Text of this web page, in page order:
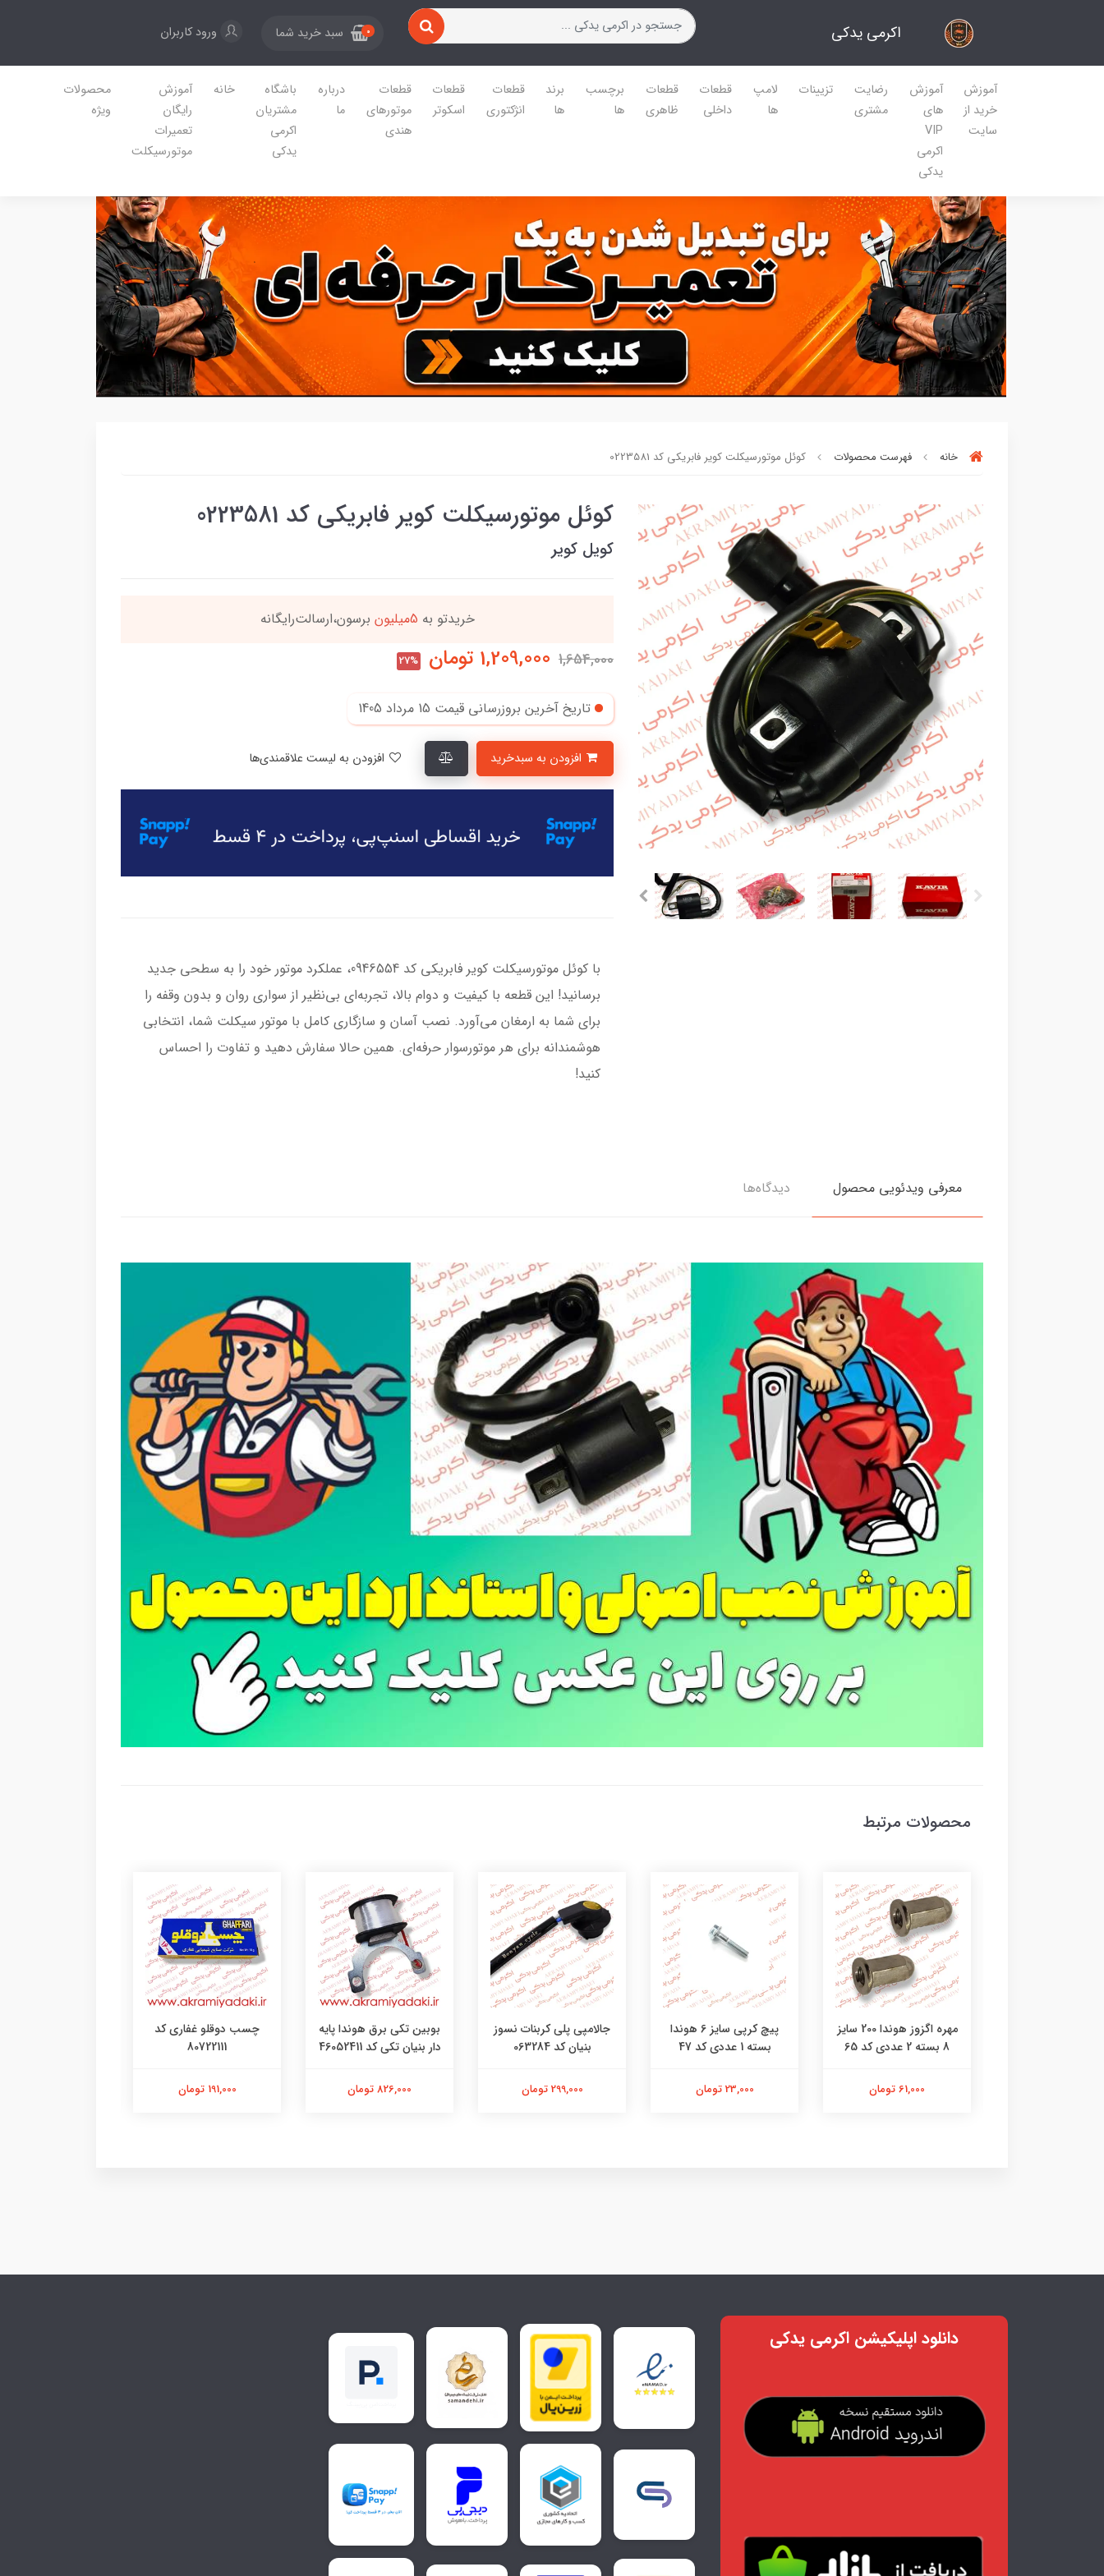
اکرمی یدکی 0 سبد خرید شما ورود کاربران
آموزش
خرید از
سایت
آموزش
های
VIP
اکرمی
یدکی
رضایت
مشتری
تزیینات
لامپ
ها
قطعات
داخلی
قطعات
ظاهری
برچسب
ها
برند
ها
قطعات
انژکتوری
قطعات
اسکوتر
قطعات
موتورهای
هندی
درباره
ما
باشگاه
مشتریان
اکرمی
یدکی
خانه
آموزش
رایگان
تعمیرات
موتورسیکلت
محصولات
ویژه
خانه فهرست محصولات کوئل موتورسیکلت کویر فابریکی کد 0223581
کوئل موتورسیکلت کویر فابریکی کد 0223581
کویل کویر
خریدتو به5میلیون برسون،ارسالت‌رایگانه این کالا رو میتونی4 قسطه بخری
1,654,000
1,209,000 تومان 27%
تاریخ آخرین بروزرسانی قیمت 15 مرداد 1405
با کوئل موتورسیکلت کویر فابریکی کد 0946554، عملکرد موتور خود را به سطحی جدید
برسانید! این قطعه با کیفیت و دوام بالا، تجربه‌ای بی‌نظیر از سواری روان و بدون وقفه را
برای شما به ارمغان می‌آورد. نصب آسان و سازگاری کامل با موتور سیکلت شما، انتخابی
هوشمندانه برای هر موتورسوار حرفه‌ای. همین حالا سفارش دهید و تفاوت را احساس
کنید!
معرفی ویدئویی محصول دیدگاه‌ها
محصولات مرتبط
مهره اگزوز هوندا 200 سایز
8 بسته 2 عددی کد 65
61,000 تومان
پیچ کرپی سایز 6 هوندا
بسته 1 عددی کد 47
23,000 تومان
جالامپی پلی کربنات نسوز
بنیان کد 063284
299,000 تومان
بوبین تکی برق هوندا پایه
دار بنیان تکی کد 46052411
826,000 تومان
چسب دوقلو غفاری کد
80722111
191,000 تومان
دانلود اپلیکیشن اکرمی یدکی